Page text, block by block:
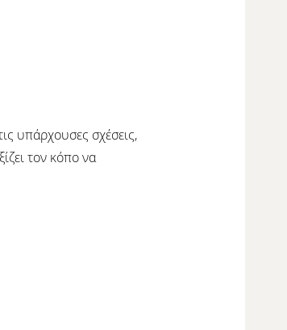
υπάρχουσες σχέσεις,
τον κόπο να